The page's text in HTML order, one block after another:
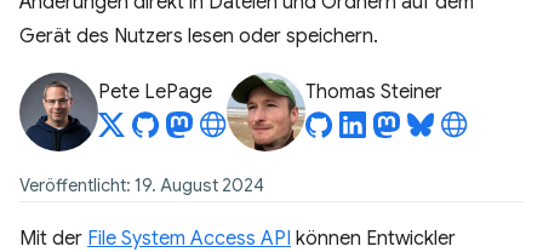
Gerät des Nutzers lesen oder speichern.
Pete LePage Thomas Steiner
Veröffentlicht: 19. August 2024
Mit der File System Access API können Entwickler